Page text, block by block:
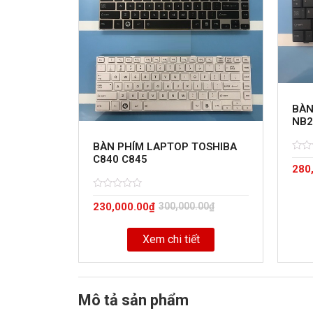
BÀN PHÍM LAPTOP TOSHIBA
C840 C845
0
300,000.00₫
230,000.00₫
Xem chi tiết
0
Mô tả sản phẩm